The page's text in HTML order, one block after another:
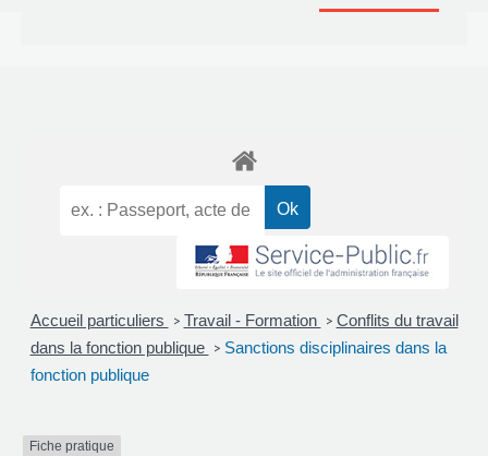
Accueil particuliers > Travail - Formation > Conflits du travail
dans la fonction publique > Sanctions disciplinaires dans la
fonction publique
Fiche pratique